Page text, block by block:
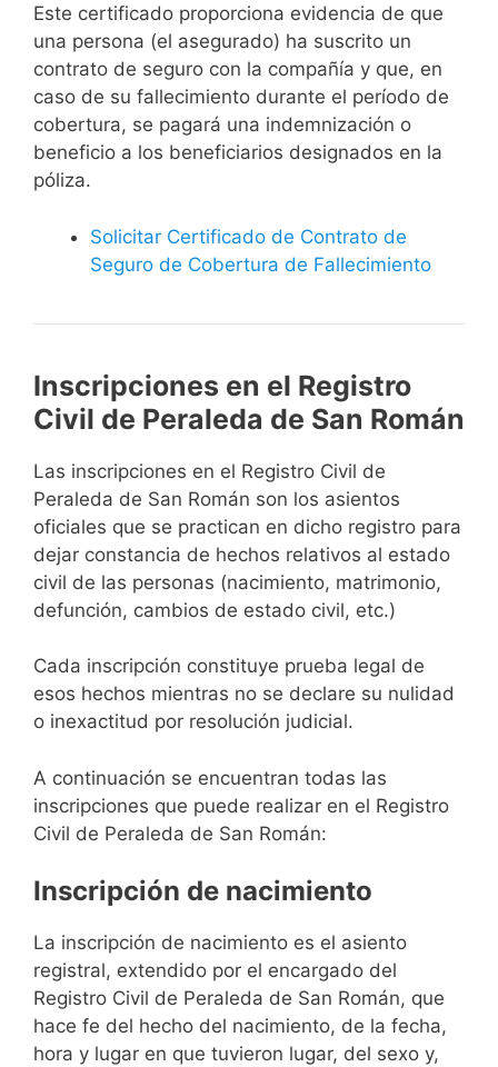
Este certificado proporciona evidencia de que
una persona (el asegurado) ha suscrito un
contrato de seguro con la compañía y que, en
caso de su fallecimiento durante el período de
cobertura, se pagará una indemnización o
beneficio a los beneficiarios designados en la
póliza.
Solicitar Certificado de Contrato de
Seguro de Cobertura de Fallecimiento
Inscripciones en el Registro
Civil de Peraleda de San Román
Las inscripciones en el Registro Civil de
Peraleda de San Román son los asientos
oficiales que se practican en dicho registro para
dejar constancia de hechos relativos al estado
civil de las personas (nacimiento, matrimonio,
defunción, cambios de estado civil, etc.)
Cada inscripción constituye prueba legal de
esos hechos mientras no se declare su nulidad
o inexactitud por resolución judicial.
A continuación se encuentran todas las
inscripciones que puede realizar en el Registro
Civil de Peraleda de San Román:
Inscripción de nacimiento
La inscripción de nacimiento es el asiento
registral, extendido por el encargado del
Registro Civil de Peraleda de San Román, que
hace fe del hecho del nacimiento, de la fecha,
hora y lugar en que tuvieron lugar, del sexo y,